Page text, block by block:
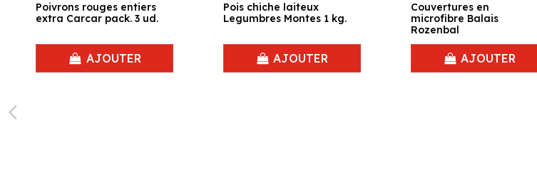
Poivrons rouges entiers
extra Carcar pack. 3 ud.
AJOUTER
Pois chiche laiteux
Legumbres Montes 1 kg.
AJOUTER
Couvertures en
microfibre Balais
Rozenbal
AJOUTER